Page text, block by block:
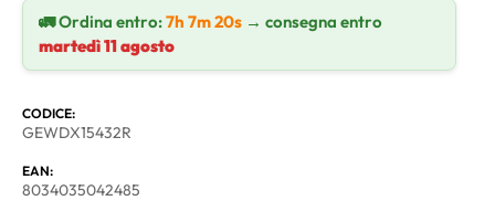
🚛 Ordina entro:7h 7m 20s → consegna entro
martedì 11 agosto
CODICE:
GEWDX15432R
EAN:
8034035042485